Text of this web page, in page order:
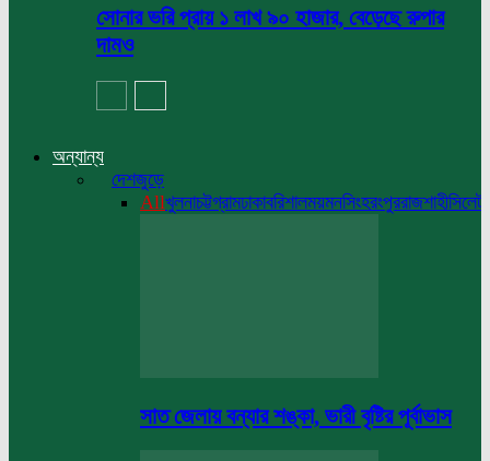
সোনার ভরি প্রায় ১ লাখ ৯০ হাজার, বেড়েছে রুপার
দামও
অন্যান্য
দেশজুড়ে
Allখুলনাচট্টগ্রামঢাকাবরিশালময়মনসিংহরংপুররাজশাহীসিলেট
সাত জেলায় বন্যার শঙ্কা, ভারী বৃষ্টির পূর্বাভাস